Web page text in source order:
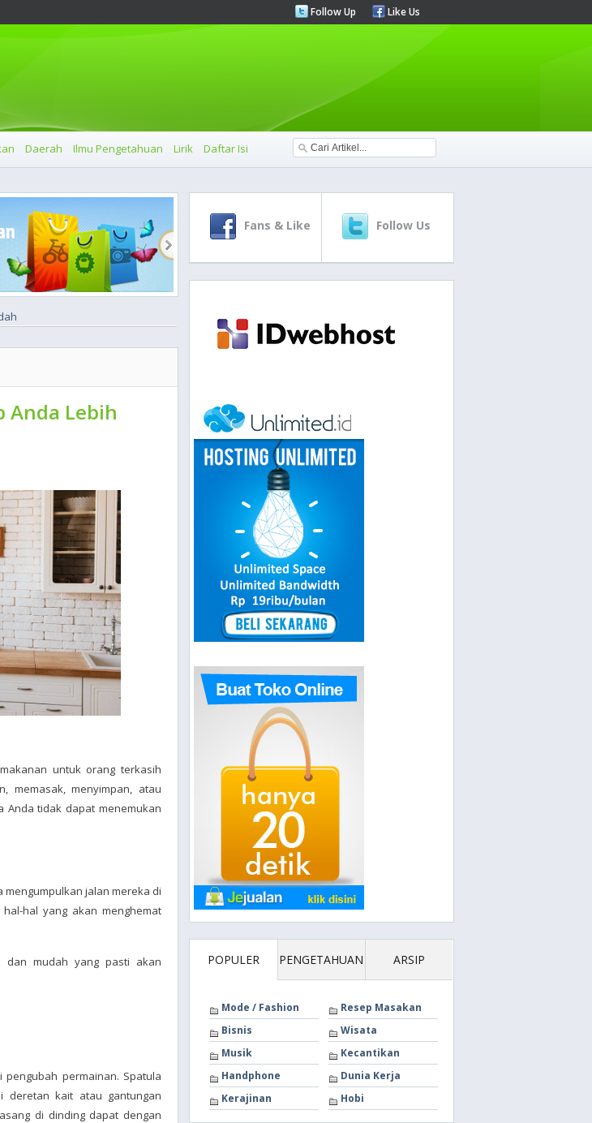
Follow Up Like Us
Daerah Ilmu Pengetahuan Lirik Daftar Isi
Anda Lebih
untuk orang terkasih
memasak, menyimpan, atau
Anda tidak dapat menemukan
jalan mereka di
hal yang akan menghemat
dan mudah yang pasti akan
pengubah permainan. Spatula
deretan kait atau gantungan
di dinding dapat dengan
Fans & Like Follow Us
POPULER PENGETAHUAN ARSIP
Mode / Fashion
Resep Masakan
Bisnis
Wisata
Musik
Kecantikan
Handphone
Dunia Kerja
Kerajinan
Hobi